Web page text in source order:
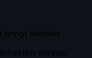
bringt Klarheit
voraus.